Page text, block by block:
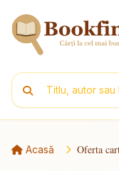
Acasă Oferta